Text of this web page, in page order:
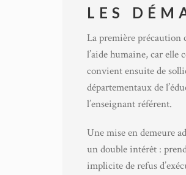
LES
La première précaution
l’aide humaine, car
convient ensuite de
départementaux de
l’enseignant référent.
Une mise en demeure
un double intérêt :
implicite de refus